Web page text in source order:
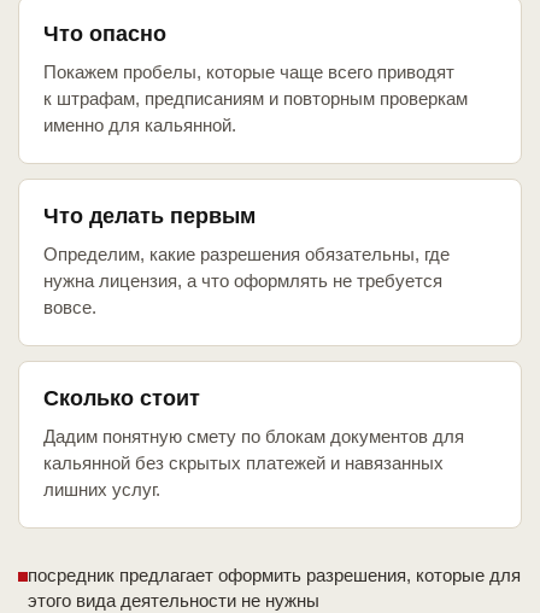
Что опасно
Покажем пробелы, которые чаще всего приводят
к штрафам, предписаниям и повторным проверкам
именно для кальянной.
Что делать первым
Определим, какие разрешения обязательны, где
нужна лицензия, а что оформлять не требуется
вовсе.
Сколько стоит
Дадим понятную смету по блокам документов для
кальянной без скрытых платежей и навязанных
лишних услуг.
посредник предлагает оформить разрешения, которые для
этого вида деятельности не нужны